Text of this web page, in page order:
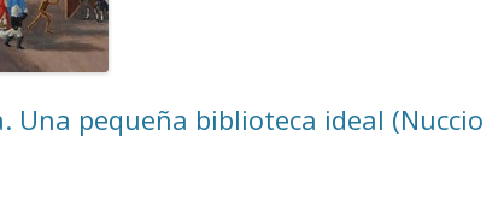
Una pequeña biblioteca ideal (Nuccio